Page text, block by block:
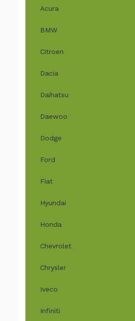
Acura
BMW
Citroen
Dacia
Daihatsu
Daewoo
Dodge
Ford
Fiat
Hyundai
Honda
Chevrolet
Chrysler
Iveco
Infiniti